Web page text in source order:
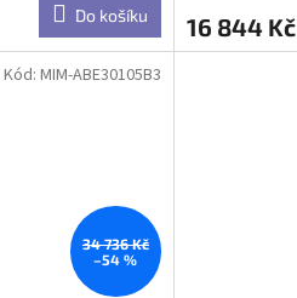
Do košíku 16 844 Kč
34 736 Kč
–54 %
Kód: MIM-ABE30105B3